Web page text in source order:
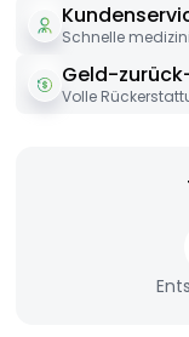
Schnelle
Geld-
Volle